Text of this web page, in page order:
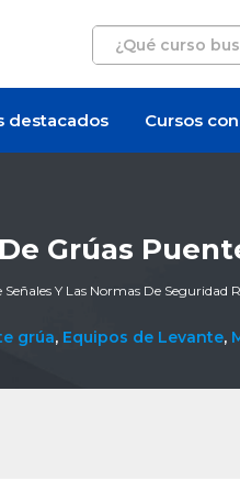
destacados Cursos
Grúas
Y Las Normas De Seguridad
grúa, Equipos de Levante,